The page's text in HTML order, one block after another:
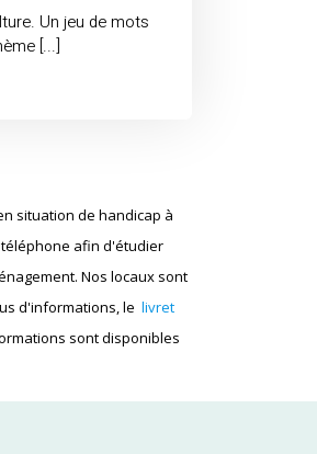
2026
–
Un jeu de mots
[...]
situation de handicap à
afin d'étudier
Nos locaux sont
d'informations, le livret
sont disponibles